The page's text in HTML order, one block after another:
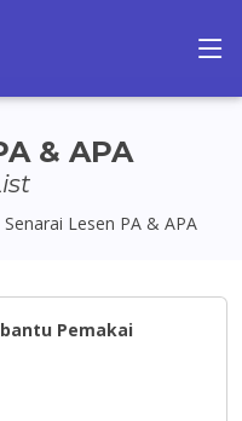
& APA
Senarai Lesen PA & APA
Pemakai